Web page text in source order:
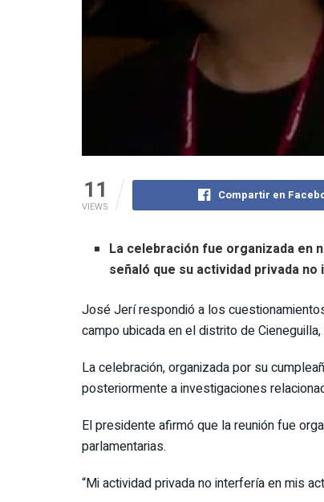
11
VIEWS
Compartir en
La celebración fue organizada en
señaló que su actividad privada
José Jerí respondió a los
campo ubicada en el distrito de
La celebración, organizada por su
posteriormente a investigaciones
El presidente afirmó que la reunión fue
parlamentarias.
“Mi actividad privada no interfería en mis